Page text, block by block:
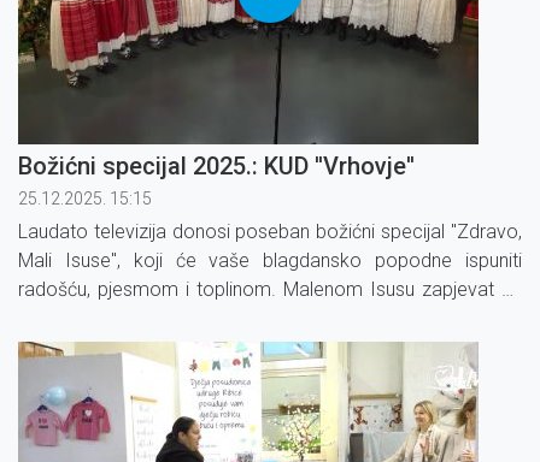
Božićni specijal 2025.: KUD ''Vrhovje''
25.12.2025. 15:15
Laudato televizija donosi poseban božićni specijal ''Zdravo,
Mali Isuse'', koji će vaše blagdansko popodne ispuniti
radošću, pjesmom i toplinom. Malenom Isusu zapjevat će